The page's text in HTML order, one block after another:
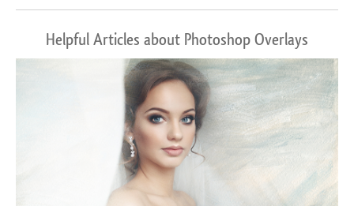
Helpful Articles about Photoshop Overlays